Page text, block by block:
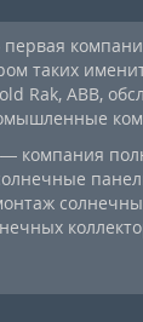
таких
Rak, ABB,
— компания